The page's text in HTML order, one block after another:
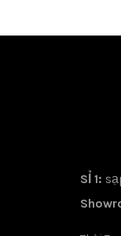
SỈ 1: